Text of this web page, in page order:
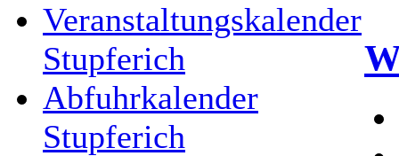
Veranstaltungskalender
Stupferich
Abfuhrkalender
Stupferich